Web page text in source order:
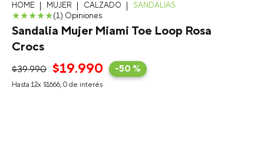
MUJER CALZADO SANDALIAS
★★★★★(1)
Sandalia Mujer Miami Toe Loop Rosa
Crocs
$39.990 $19.990 -50 %
Hasta 12x $1666, 0 de interés